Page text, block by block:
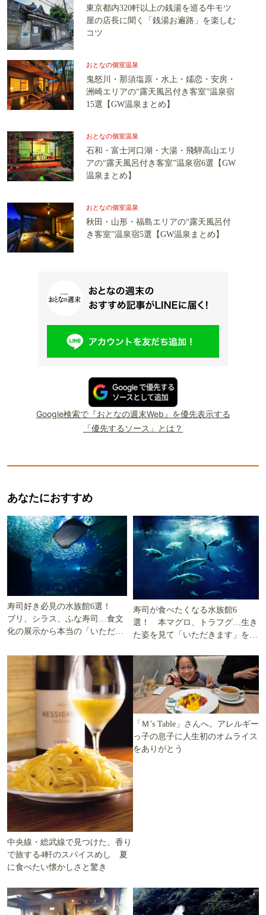
東京都内320軒以上の銭湯を巡る牛モツ
屋の店長に聞く「銭湯お遍路」を楽しむ
コツ
おとなの個室温泉
鬼怒川・那須塩原・水上・嬬恋・安房・
洲崎エリアの“露天風呂付き客室”温泉宿
15選【GW温泉まとめ】
おとなの個室温泉
石和・富士河口湖・大湯・飛騨高山エリ
アの“露天風呂付き客室”温泉宿6選【GW
温泉まとめ】
おとなの個室温泉
秋田・山形・福島エリアの“露天風呂付
き客室”温泉宿5選【GW温泉まとめ】
Google検索で『おとなの週末Web』を優先表示する
「優先するソース」とは？
あなたにおすすめ
寿司好き必見の水族館6選！
ブリ、シラス、ふな寿司…食文
化の展示から本当の「いただき
寿司が食べたくなる水族館6
選！ 本マグロ、トラフグ…生き
た姿を見て「いただきます」を考
中央線・総武線で見つけた、香り
で旅する4軒のスパイスめし 夏
に食べたい懐かしさと驚き
「Ｍ’s Table」さんへ。アレルギー
っ子の息子に人生初のオムライス
をありがとう